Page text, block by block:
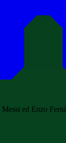
ed Enzo